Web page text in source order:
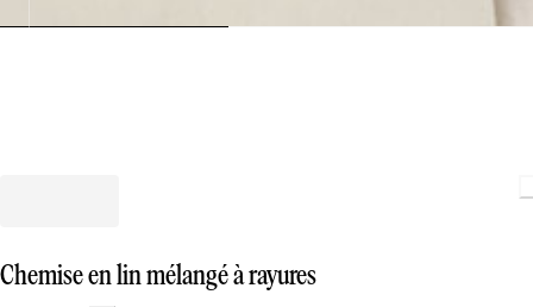
Chemise en lin mélangé à rayures